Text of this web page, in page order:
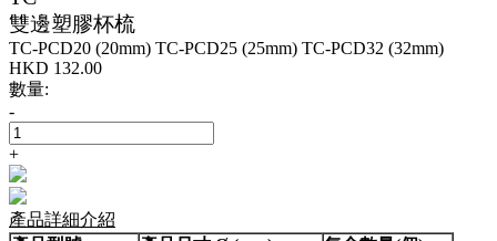
雙邊塑膠杯梳
TC-PCD20 (20mm) TC-PCD25 (25mm) TC-PCD32 (32mm)
HKD 132.00
數量:
-
+
產品詳細介紹